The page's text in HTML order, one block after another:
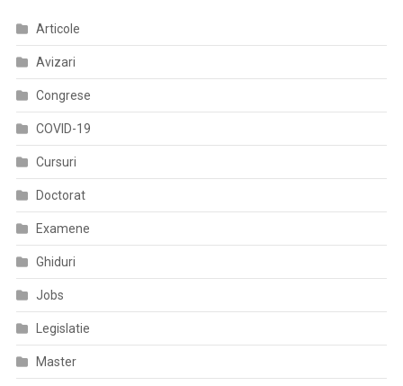
Articole
Avizari
Congrese
COVID-19
Cursuri
Doctorat
Examene
Ghiduri
Jobs
Legislatie
Master